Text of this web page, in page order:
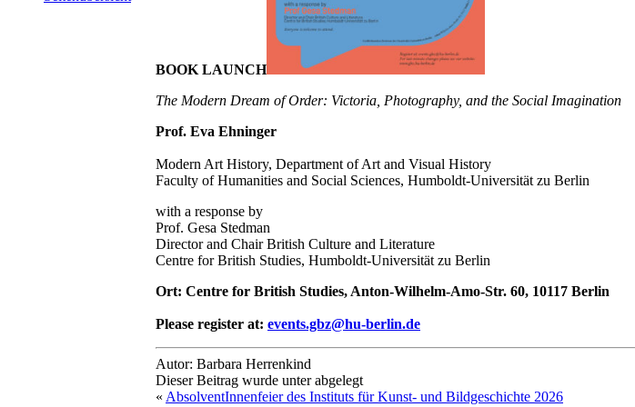
BOOK LAUNCH
The Modern Dream of Order: Victoria, Photography, and the Social Imagination
Prof. Eva Ehninger
Modern Art History, Department of Art and Visual History
Faculty of Humanities and Social Sciences, Humboldt-Universität zu Berlin
with a response by
Prof. Gesa Stedman
Director and Chair British Culture and Literature
Centre for British Studies, Humboldt-Universität zu Berlin
Ort: Centre for British Studies, Anton-Wilhelm-Amo-Str. 60, 10117 Berlin
Please register at: events.gbz@hu-berlin.de
Autor: Barbara Herrenkind
Dieser Beitrag wurde unter abgelegt
« AbsolventInnenfeier des Instituts für Kunst- und Bildgeschichte 2026